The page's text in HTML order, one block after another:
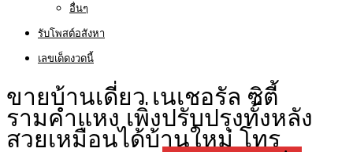
อื่นๆ
รับโพสต์อสังหา
เลขเด็ดงวดนี้
ขายบ้านเดี่ยว เนเชอรัล ซิตี้
รามคำแหง เพิ่งปรับปรุงทั้งหลัง
สวยเหมือนได้บ้านใหม่ โทร